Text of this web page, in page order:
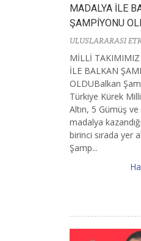
MADALYA İLE
ŞAMPİYONU
ULUSLARARASI
MİLLİ
İLE BALKAN
OLDUBalkan
Türkiye Kürek Milli
Altın, 5 Gümüş
madalya
birinci sırada yer
Şamp...